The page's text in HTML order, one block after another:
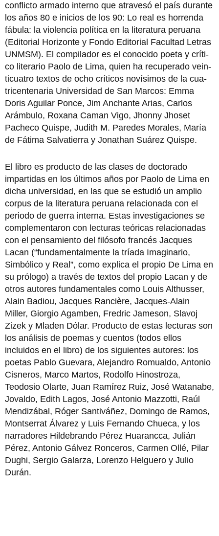
conflicto armado interno que atravesó el país duran­te
los años 80 e inicios de los 90: Lo real es horrenda
fábula: la violencia políti­ca en la literatura peruana
(Editorial Horizonte y Fon­do Editorial Facultad Letras
UNMSM). El compilador es el conocido poeta y críti­
co literario Paolo de Lima, quien ha recuperado vein­
ticuatro textos de ocho crí­ticos novísimos de la cua­
tricentenaria Universidad de San Marcos: Emma
Doris Aguilar Ponce, Jim Anchan­te Arias, Carlos
Arámbulo, Roxana Caman Vigo, Jhon­ny Jhoset
Pacheco Quispe, Judith M. Paredes Morales, María
de Fátima Salvatierra y Jonathan Suárez Quispe.
El libro es producto de las clases de doctorado
impartidas en los últimos años por Paolo de Lima en
dicha universidad, en las que se estudió un amplio
corpus de la literatura peruana re­lacionada con el
periodo de guerra interna. Estas inves­tigaciones se
complementa­ron con lecturas teóricas rela­cionadas
con el pensamiento del filósofo francés Jacques
Lacan (“fundamentalmente la tríada Imaginario,
Simbó­lico y Real”, como explica el propio De Lima en
su prólo­go) a través de textos del pro­pio Lacan y de
otros autores fundamentales como Louis Althusser,
Alain Badiou, Jac­ques Rancière, Jacques-Alain
Miller, Giorgio Agamben, Fre­dric Jameson, Slavoj
Zizek y Mladen Dólar. Producto de estas lecturas son
los análisis de poemas y cuentos (todos ellos
incluidos en el libro) de los siguientes auto­res: los
poetas Pablo Guevara, Alejandro Romualdo, Anto­nio
Cisneros, Marco Martos, Rodolfo Hinostroza,
Teodosio Olarte, Juan Ramírez Ruiz, José Watanabe,
Jovaldo, Edith Lagos, José Antonio Mazzotti, Raúl
Mendizábal, Róger San­tiváñez, Domingo de Ramos,
Montserrat Álvarez y Luis Fernando Chueca, y los
na­rradores Hildebrando Pérez Huarancca, Julián
Pérez, An­tonio Gálvez Ronceros, Car­men Ollé, Pilar
Dughi, Sergio Galarza, Lorenzo Helguero y Julio
Durán.